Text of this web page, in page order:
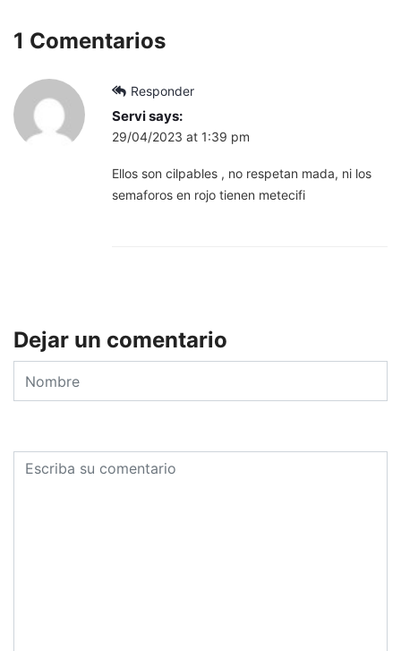
1 Comentarios
Responder
Servisays:
29/04/2023 at 1:39 pm
Ellos son cilpables , no respetan mada, ni los
semaforos en rojo tienen metecifi
Dejar un comentario